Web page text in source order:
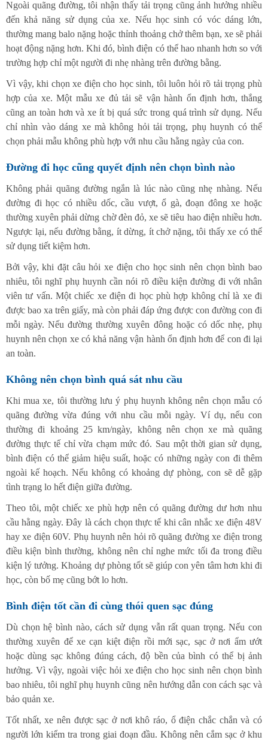
Ngoài quãng đường, tôi nhận thấy tải trọng cũng ảnh hưởng nhiều
đến khả năng sử dụng của xe. Nếu học sinh có vóc dáng lớn,
thường mang balo nặng hoặc thỉnh thoảng chở thêm bạn, xe sẽ phải
hoạt động nặng hơn. Khi đó, bình điện có thể hao nhanh hơn so với
trường hợp chỉ một người đi nhẹ nhàng trên đường bằng.
Vì vậy, khi chọn xe điện cho học sinh, tôi luôn hỏi rõ tải trọng phù
hợp của xe. Một mẫu xe đủ tải sẽ vận hành ổn định hơn, thắng
cũng an toàn hơn và xe ít bị quá sức trong quá trình sử dụng. Nếu
chỉ nhìn vào dáng xe mà không hỏi tải trọng, phụ huynh có thể
chọn phải mẫu không phù hợp với nhu cầu hằng ngày của con.
Đường đi học cũng quyết định nên chọn bình nào
Không phải quãng đường ngắn là lúc nào cũng nhẹ nhàng. Nếu
đường đi học có nhiều dốc, cầu vượt, ổ gà, đoạn đông xe hoặc
thường xuyên phải dừng chờ đèn đỏ, xe sẽ tiêu hao điện nhiều hơn.
Ngược lại, nếu đường bằng, ít dừng, ít chở nặng, tôi thấy xe có thể
sử dụng tiết kiệm hơn.
Bởi vậy, khi đặt câu hỏi xe điện cho học sinh nên chọn bình bao
nhiêu, tôi nghĩ phụ huynh cần nói rõ điều kiện đường đi với nhân
viên tư vấn. Một chiếc xe điện đi học phù hợp không chỉ là xe đi
được bao xa trên giấy, mà còn phải đáp ứng được con đường con đi
mỗi ngày. Nếu đường thường xuyên đông hoặc có dốc nhẹ, phụ
huynh nên chọn xe có khả năng vận hành ổn định hơn để con đi lại
an toàn.
Không nên chọn bình quá sát nhu cầu
Khi mua xe, tôi thường lưu ý phụ huynh không nên chọn mẫu có
quãng đường vừa đúng với nhu cầu mỗi ngày. Ví dụ, nếu con
thường đi khoảng 25 km/ngày, không nên chọn xe mà quãng
đường thực tế chỉ vừa chạm mức đó. Sau một thời gian sử dụng,
bình điện có thể giảm hiệu suất, hoặc có những ngày con đi thêm
ngoài kế hoạch. Nếu không có khoảng dự phòng, con sẽ dễ gặp
tình trạng lo hết điện giữa đường.
Theo tôi, một chiếc xe phù hợp nên có quãng đường dư hơn nhu
cầu hằng ngày. Đây là cách chọn thực tế khi cân nhắc xe điện 48V
hay xe điện 60V. Phụ huynh nên hỏi rõ quãng đường xe điện trong
điều kiện bình thường, không nên chỉ nghe mức tối đa trong điều
kiện lý tưởng. Khoảng dự phòng tốt sẽ giúp con yên tâm hơn khi đi
học, còn bố mẹ cũng bớt lo hơn.
Bình điện tốt cần đi cùng thói quen sạc đúng
Dù chọn hệ bình nào, cách sử dụng vẫn rất quan trọng. Nếu con
thường xuyên để xe cạn kiệt điện rồi mới sạc, sạc ở nơi ẩm ướt
hoặc dùng sạc không đúng cách, độ bền của bình có thể bị ảnh
hưởng. Vì vậy, ngoài việc hỏi xe điện cho học sinh nên chọn bình
bao nhiêu, tôi nghĩ phụ huynh cũng nên hướng dẫn con cách sạc và
bảo quản xe.
Tốt nhất, xe nên được sạc ở nơi khô ráo, ổ điện chắc chắn và có
người lớn kiểm tra trong giai đoạn đầu. Không nên cắm sạc ở khu